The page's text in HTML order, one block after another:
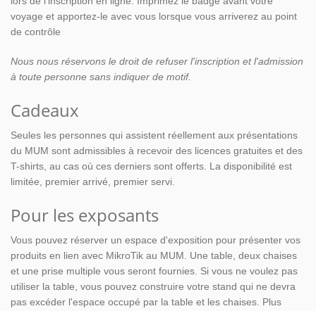
voyage et apportez-le avec vous lorsque vous arriverez au point
de contrôle
Nous nous réservons le droit de refuser l'inscription et l'admission
à toute personne sans indiquer de motif.
Cadeaux
Seules les personnes qui assistent réellement aux présentations
du MUM sont admissibles à recevoir des licences gratuites et des
T-shirts, au cas où ces derniers sont offerts. La disponibilité est
limitée, premier arrivé, premier servi.
Pour les exposants
Vous pouvez réserver un espace d'exposition pour présenter vos
produits en lien avec MikroTik au MUM. Une table, deux chaises
et une prise multiple vous seront fournies. Si vous ne voulez pas
utiliser la table, vous pouvez construire votre stand qui ne devra
pas excéder l'espace occupé par la table et les chaises. Plus